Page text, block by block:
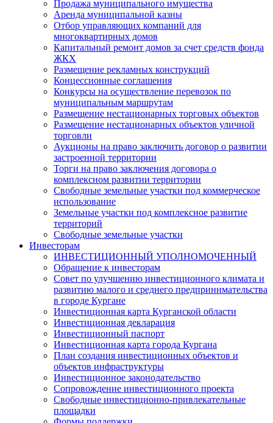
Продажа муниципального имущества
Аренда муниципальной казны
Отбор управляющих компаний для
многоквартирных домов
Капитальный ремонт домов за счет средств фонда
ЖКХ
Размещение рекламных конструкций
Концессионные соглашения
Конкурсы на осуществление перевозок по
муниципальным маршрутам
Размещение нестационарных торговых объектов
Размещение нестационарных объектов уличной
торговли
Аукционы на право заключить договор о развитии
застроенной территории
Торги на право заключения договора о
комплексном развитии территории
Свободные земельные участки под коммерческое
использование
Земельные участки под комплексное развитие
территорий
Свободные земельные участки
Инвесторам
ИНВЕСТИЦИОННЫЙ УПОЛНОМОЧЕННЫЙ
Обращение к инвесторам
Совет по улучшению инвестиционного климата и
развитию малого и среднего предпринимательства
в городе Кургане
Инвестиционная карта Курганской области
Инвестиционная декларация
Инвестиционный паспорт
Инвестиционная карта города Кургана
План создания инвестиционных объектов и
объектов инфраструктуры
Инвестиционное законодательство
Сопровождение инвестиционного проекта
Свободные инвестиционно-привлекательные
площадки